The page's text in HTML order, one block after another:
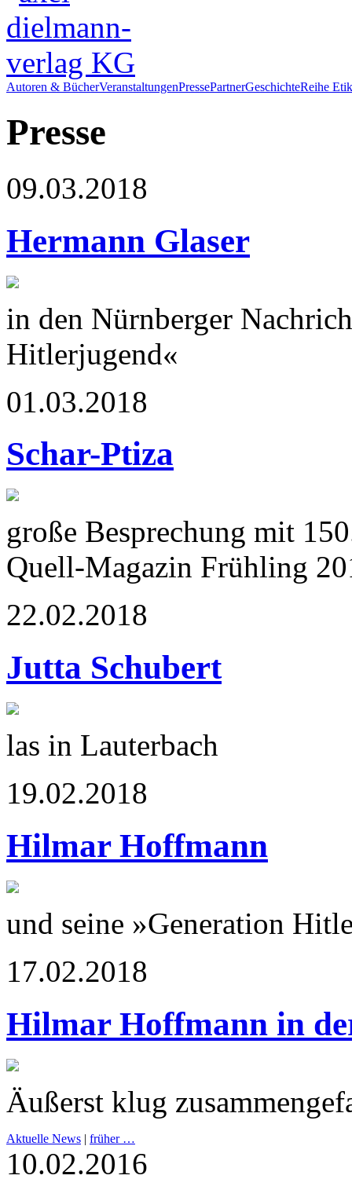
Autoren & BücherVeranstaltungenPressePartnerGeschichteReihe
Presse
09.03.2018
Hermann Glaser
in den Nürnberger
Hitlerjugend«
01.03.2018
Schar-Ptiza
große Besprechung mit
Quell-Magazin Frühling
22.02.2018
Jutta Schubert
las in Lauterbach
19.02.2018
Hilmar Hoffmann
und seine »Generation
17.02.2018
Hilmar Hoffmann in
Äußerst klug
Aktuelle News | früher …
10.02.2016